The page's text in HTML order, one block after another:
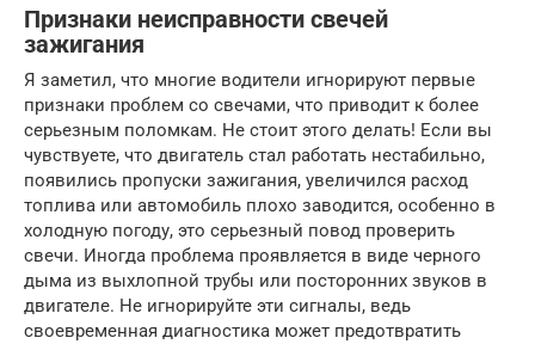
Признаки неисправности свечей
зажигания
Я заметил, что многие водители игнорируют первые
признаки проблем со свечами, что приводит к более
серьезным поломкам. Не стоит этого делать! Если вы
чувствуете, что двигатель стал работать нестабильно,
появились пропуски зажигания, увеличился расход
топлива или автомобиль плохо заводится, особенно в
холодную погоду, это серьезный повод проверить
свечи. Иногда проблема проявляется в виде черного
дыма из выхлопной трубы или посторонних звуков в
двигателе. Не игнорируйте эти сигналы, ведь
своевременная диагностика может предотвратить